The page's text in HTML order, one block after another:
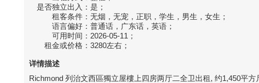
是否独立出入： 是；
租客条件： 无烟，无宠，正职，学生，男生，女生；
语言偏好： 普通话，广东话，英语；
可用时间： 2026-05-11；
租金或价格： 3280左右；
详情描述
Richmond 列治文西區獨立屋樓上四房两厅二全卫出租, 约1,450平